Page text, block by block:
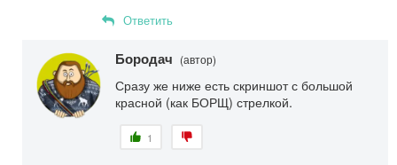
Ответить
Бородач (автор)
Сразу же ниже есть скриншот с большой
красной (как БОРЩ) стрелкой.
1